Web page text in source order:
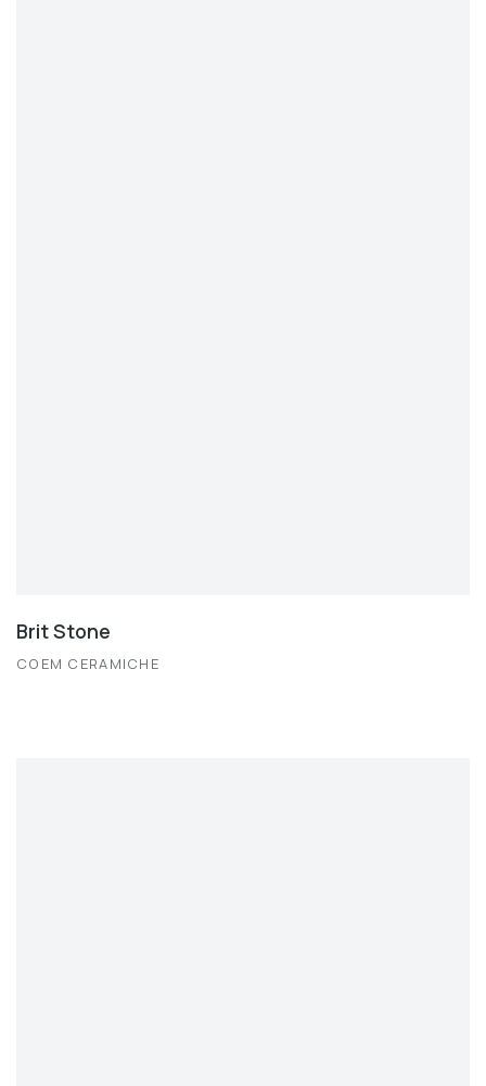
Brit Stone
COEM CERAMICHE